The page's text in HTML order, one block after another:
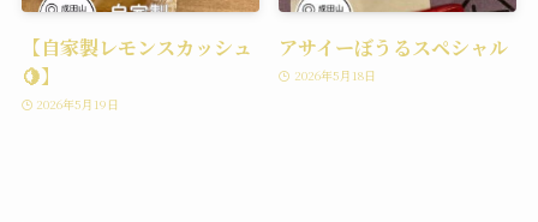
【自家製レモンスカッシュ
🍋】
2026年5月19日
アサイーぼうるスペシャル
2026年5月18日